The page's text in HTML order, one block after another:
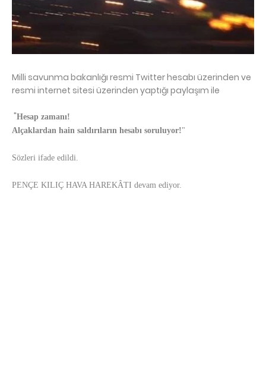
Milli savunma bakanlığı resmi Twitter hesabı üzerinden ve
resmi internet sitesi üzerinden yaptığı paylaşım ile
"Hesap zamanı!
Alçaklardan hain saldırıların hesabı soruluyor!"
Sözleri ifade edildi.
PENÇE KILIÇ HAVA HAREKÂTI devam ediyor.